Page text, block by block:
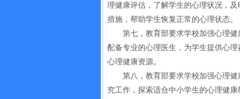
理健康评估，了解学生的心理状况，
措施，帮助学生恢复正常的心理状态。
第七，教育部要求学校加强心理
配备专业的心理医生，为学生提供心
心理健康资源。
第八，教育部要求学校加强心理
究工作，探索适合中小学生的心理健